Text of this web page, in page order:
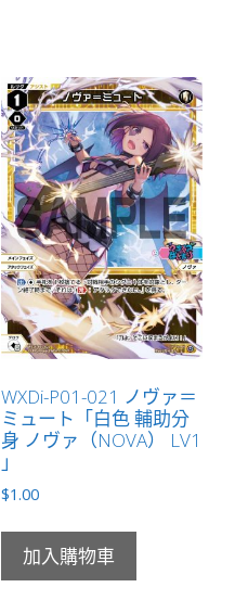
WXDi-P01-021 ノヴァ＝
ミュート「白色 輔助分
身 ノヴァ（NOVA） LV1
」
$1.00
加入購物車